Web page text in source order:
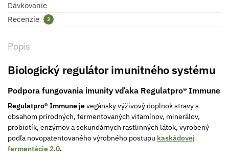
Dávkovanie
Recenzie
3
Popis
Biologický regulátor imunitného systému
Podpora fungovania imunity vďaka Regulatpro® Immune
Regulatpro® Immune jevegánsky výživový doplnok stravy s
obsahom prírodných, fermentovaných vitamínov, minerálov,
probiotík, enzýmov a sekundárnych rastlinných látok, vyrobený
podľa novopatentovaného výrobného postupu kaskádovej
fermentácie 2.0.